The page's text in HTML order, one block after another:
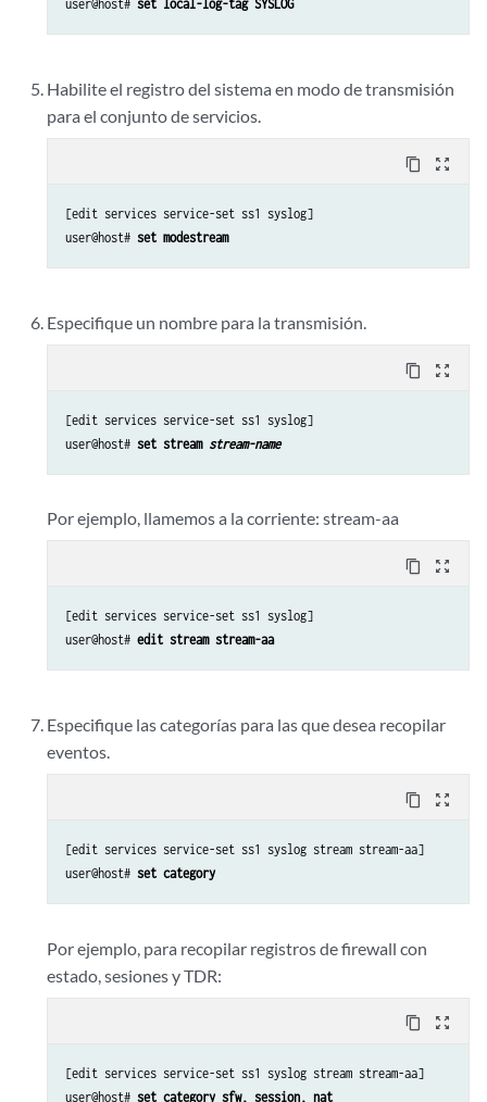
user@host# set local-log-tag SYSLOG
Habilite el registro del sistema en modo de transmisión
para el conjunto de servicios.
content_copy zoom_out_map
[edit services service-set ss1 syslog]
user@host# set modestream
Especifique un nombre para la transmisión.
content_copy zoom_out_map
[edit services service-set ss1 syslog]
user@host# set stream stream-name
Por ejemplo, llamemos a la corriente: stream-aa
content_copy zoom_out_map
[edit services service-set ss1 syslog]
user@host# edit stream stream-aa
Especifique las categorías para las que desea recopilar
eventos.
content_copy zoom_out_map
[edit services service-set ss1 syslog stream stream-aa]
user@host# set category
Por ejemplo, para recopilar registros de firewall con
estado, sesiones y TDR:
content_copy zoom_out_map
[edit services service-set ss1 syslog stream stream-aa]
user@host# set category sfw, session, nat